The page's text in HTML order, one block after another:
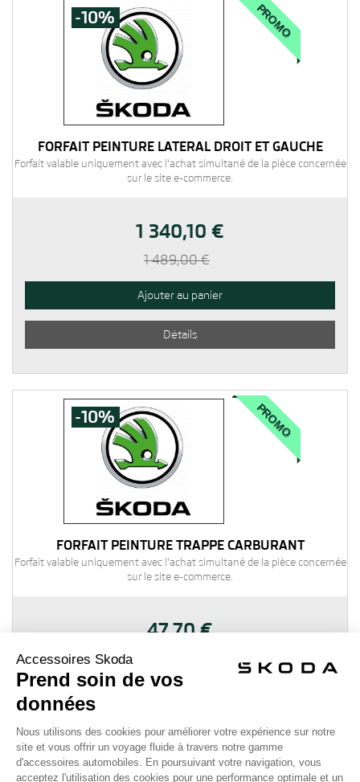
-10% PROMO
FORFAIT PEINTURE LATÉRAL DROIT ET GAUCHE
Forfait valable uniquement avec l'achat simultané de la pièce concernée
sur le site e-commerce.
1 340,10 €
1 489,00 €
Ajouter au panier
Détails
-10% PROMO
FORFAIT PEINTURE TRAPPE CARBURANT
Forfait valable uniquement avec l'achat simultané de la pièce concernée
sur le site e-commerce.
47,70 €
Détails